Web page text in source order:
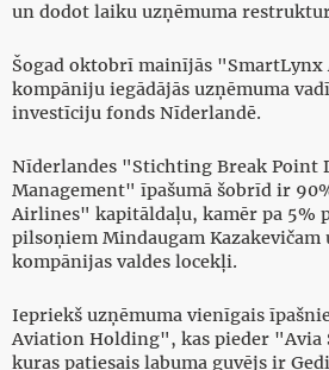
un dodot laiku uzņēmuma
Šogad oktobrī mainījās
kompāniju iegādājās uzņēmuma
investīciju fonds Nīderlandē.
Nīderlandes "Stichting Break Point
Management" īpašumā šobrīd ir
Airlines" kapitāldaļu, kamēr pa 5%
pilsoņiem Mindaugam
kompānijas valdes locekļi.
Iepriekš uzņēmuma vienīgais
Aviation Holding", kas pieder "Avia
kuras patiesais labuma guvējs ir